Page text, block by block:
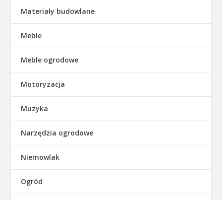
Materiały budowlane
Meble
Meble ogrodowe
Motoryzacja
Muzyka
Narzędzia ogrodowe
Niemowlak
Ogród